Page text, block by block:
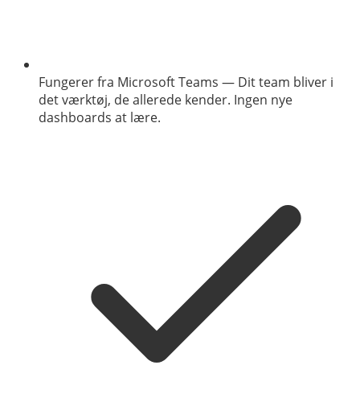
Fungerer fra Microsoft Teams — Dit team bliver i
det værktøj, de allerede kender. Ingen nye
dashboards at lære.